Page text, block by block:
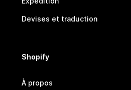
Devises et traduction
Shopify
À propos